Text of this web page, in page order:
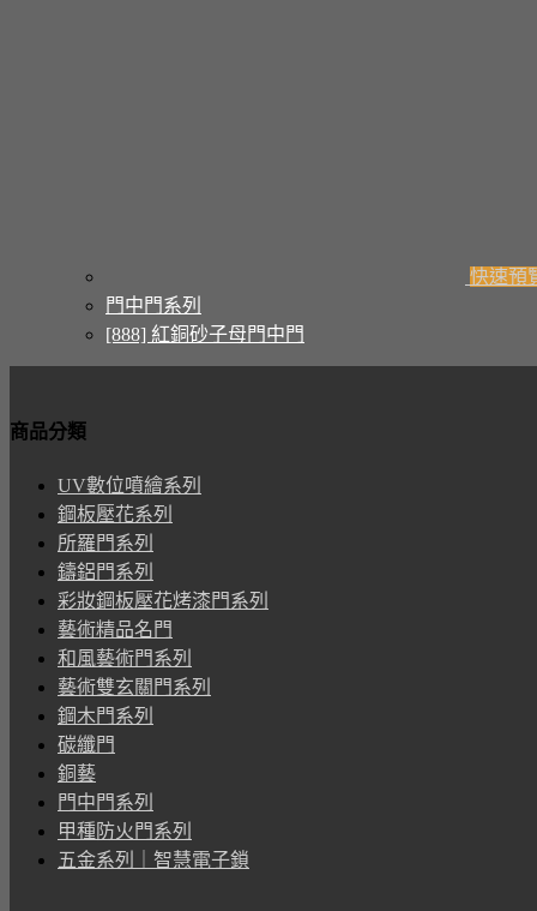
快速預
門中門系列
[888] 紅銅砂子母門中門
商品分類
UV數位噴繪系列
鋼板壓花系列
所羅門系列
鑄鋁門系列
彩妝鋼板壓花烤漆門系列
藝術精品名門
和風藝術門系列
藝術雙玄關門系列
鋼木門系列
碳纖門
銅藝
門中門系列
甲種防火門系列
五金系列｜智慧電子鎖